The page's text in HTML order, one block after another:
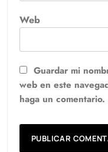
Web
Guardar mi
web en este
haga un comentario.